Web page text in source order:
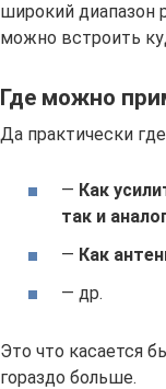
широкий диапазон
можно встроить
Где можно
Да практически
— Как
так и
— Как
— др.
Это что касается
гораздо больше.